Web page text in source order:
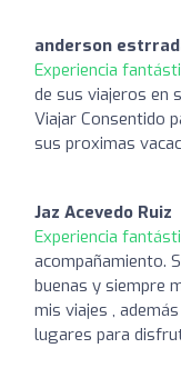
anderson
Experiencia
de sus viajeros en
Viajar Consentido
sus proximas
Jaz Acevedo Ruiz
Experiencia
acompañamiento.
buenas y siempre
mis viajes ,
lugares para